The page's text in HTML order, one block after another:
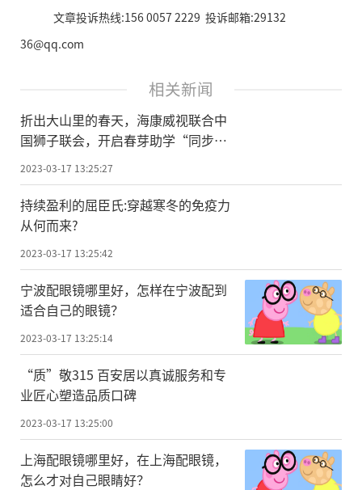
文章投诉热线:156 0057 2229 投诉邮箱:29132
36@qq.com
相关新闻
折出大山里的春天，海康威视联合中
国狮子联会，开启春芽助学“同步课
堂”
2023-03-17 13:25:27
持续盈利的屈臣氏:穿越寒冬的免疫力
从何而来?
2023-03-17 13:25:42
宁波配眼镜哪里好，怎样在宁波配到
适合自己的眼镜？
2023-03-17 13:25:14
“质”敬315 百安居以真诚服务和专
业匠心塑造品质口碑
2023-03-17 13:25:00
上海配眼镜哪里好，在上海配眼镜，
怎么才对自己眼睛好？